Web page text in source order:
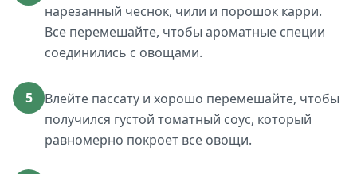
нарезанный чеснок, чили и порошок карри.
Все перемешайте, чтобы ароматные специи
соединились с овощами.
5
Влейте пассату и хорошо перемешайте, чтобы
получился густой томатный соус, который
равномерно покроет все овощи.